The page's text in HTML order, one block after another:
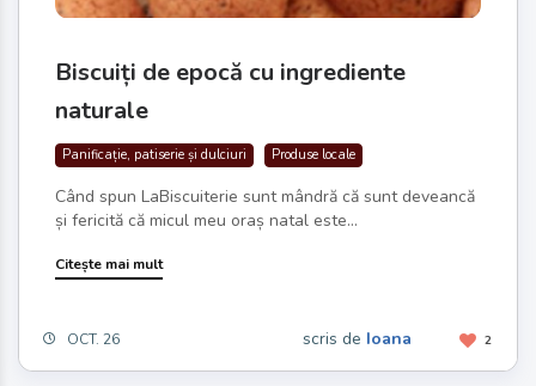
Biscuiți de epocă cu ingrediente
naturale
Panificație, patiserie și dulciuri Produse locale
Când spun LaBiscuiterie sunt mândră că sunt deveancă
și fericită că micul meu oraș natal este...
Citește mai mult
OCT. 26 2
scris de Ioana